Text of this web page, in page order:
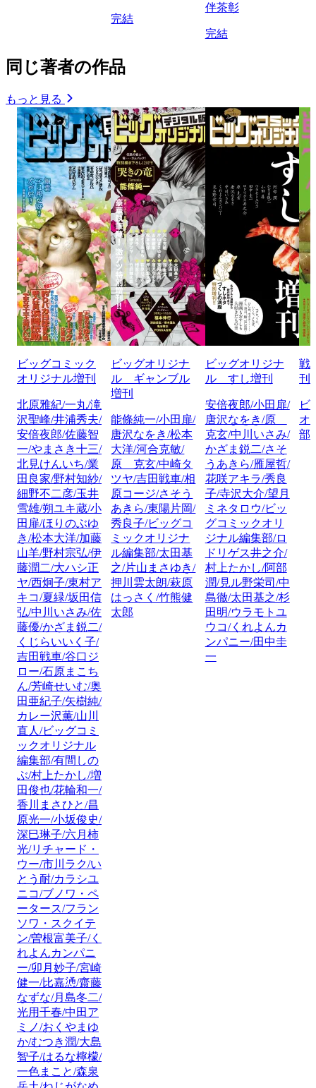
完結
伴茶彰
完結
同じ著者の作品
もっと見る
ビッグコミック
オリジナル増刊
北原雅紀/一丸/滝
沢聖峰/井浦秀夫/
安倍夜郎/佐藤智
一/やまさき十三/
北見けんいち/業
田良家/野村知紗/
細野不二彦/玉井
雪雄/朔ユキ蔵/小
田扉/ほりのぶゆ
き/松本大洋/加藤
山羊/野村宗弘/伊
藤潤二/大ハシ正
ヤ/西炯子/東村ア
キコ/夏緑/坂田信
弘/中川いさみ/佐
藤優/かざま鋭二/
くじらいいく子/
吉田戦車/谷口ジ
ロー/石原まこち
ん/芳崎せいむ/奥
田亜紀子/矢樹純/
カレー沢薫/山川
直人/ビッグコミ
ックオリジナル
編集部/有間しの
ぶ/村上たかし/増
田俊也/花輪和一/
香川まさひと/昌
原光一/小坂俊史/
深巳琳子/六月柿
光/リチャード・
ウー/市川ラク/い
とう耐/カラシユ
ニコ/ブノワ・ペ
ータース/フラン
ソワ・スクイテ
ン/曽根富美子/く
れよんカンパニ
ー/卯月妙子/宮崎
健一/比嘉慂/齋藤
なずな/月島冬二/
光用千春/中田ア
ミノ/おくやまゆ
か/むつき潤/大島
智子/はるな檸檬/
一色まこと/森泉
ビッグオリジナ
ル ギャンブル
増刊
能條純一/小田扉/
唐沢なをき/松本
大洋/河合克敏/
原 克玄/中崎タ
ツヤ/吉田戦車/相
原コージ/さそう
あきら/東陽片岡/
秀良子/ビッグコ
ミックオリジナ
ル編集部/太田基
之/片山まさゆき/
押川雲太朗/萩原
はっさく/竹熊健
太郎
ビッグオリジナ
ル すし増刊
安倍夜郎/小田扉/
唐沢なをき/原
克玄/中川いさみ/
かざま鋭二/さそ
うあきら/雁屋哲/
花咲アキラ/秀良
子/寺沢大介/望月
ミネタロウ/ビッ
グコミックオリ
ジナル編集部/ロ
ドリゲス井之介/
村上たかし/阿部
潤/見ル野栄司/中
島徹/太田基之/杉
田明/ウラモトユ
ウコ/くれよんカ
ンパニー/田中圭
一
戦
刊
ビ
オ
部